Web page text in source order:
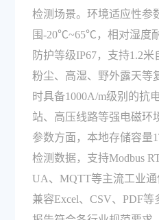
检测场景。环境适应性参
围-20℃~65℃，相对湿度
防护等级IP67，支持1.2
粉尘、高湿、野外露天等
时具备1000A/m级别的抗
站、高压线路等强电磁环
参数方面，本地存储容量
检测数据，支持Modbus
UA、MQTT等主流工业
兼容Excel、CSV、PDF